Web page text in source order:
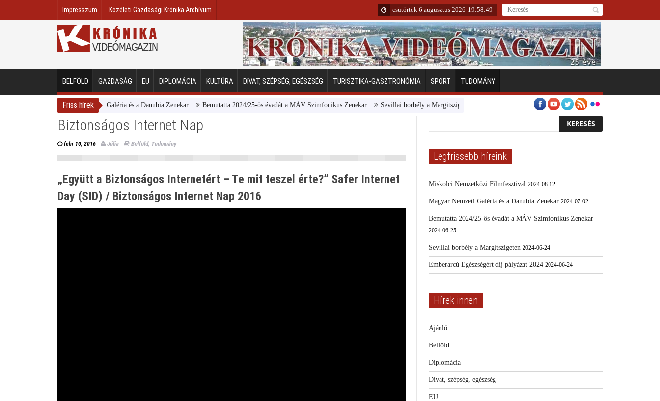
Impresszum Közéleti Gazdasági Krónika Archívum csütörtök 6 augusztus 2026 19:58:49
BELFÖLD GAZDASÁG EU DIPLOMÁCIA KULTÚRA DIVAT, SZÉPSÉG, EGÉSZSÉG TURISZTIKA-GASZTRONÓMIA SPORT TUDOMÁNY
Friss hírek
Magyar Nemzeti Galéria és a Danubia Zenekar Bemutatta 2024/25-ös évadát a MÁV Szimfonikus Zenekar Sevillai borbély a Margitszigeten Emberarcú Egészségért díj pályázat 2024 Kertész/Kópiák
Biztonságos Internet Nap
febr 10, 2016 Júlia Belföld, Tudomány
„Együtt a Biztonságos Internetért – Te mit teszel érte?” Safer Internet
Day (SID) / Biztonságos Internet Nap 2016
Legfrissebb híreink
Miskolci Nemzetközi Filmfesztivál 2024-08-12
Magyar Nemzeti Galéria és a Danubia Zenekar 2024-07-02
Bemutatta 2024/25-ös évadát a MÁV Szimfonikus Zenekar
2024-06-25
Sevillai borbély a Margitszigeten 2024-06-24
Emberarcú Egészségért díj pályázat 2024 2024-06-24
Hírek innen
Ajánló
Belföld
Diplomácia
Divat, szépség, egészség
EU